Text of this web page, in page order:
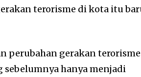
terorisme di kota itu
perubahan gerakan terorisme
hanya menjadi